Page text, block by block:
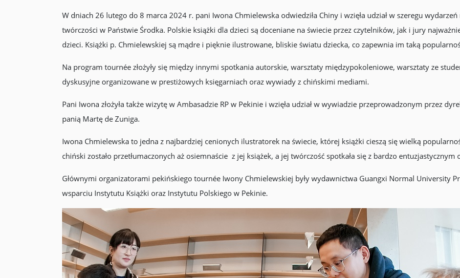
W dniach 26 lutego do 8 marca 2024 r. pani Iwona Chmielewska odwiedziła Chiny i wzięła udział w szeregu
twórczości w Państwie Środka. Polskie książki dla dzieci są doceniane na świecie przez czytelników, jak i jury
dzieci. Książki p. Chmielewskiej są mądre i pięknie ilustrowane, bliskie światu dziecka, co zapewnia im taką
Na program tournée złożyły się między innymi spotkania autorskie, warsztaty międzypokoleniowe, warsztaty ze
dyskusyjne organizowane w prestiżowych księgarniach oraz wywiady z chińskimi mediami.
Pani Iwona złożyła także wizytę w Ambasadzie RP w Pekinie i wzięła udział w wywiadzie przeprowadzonym przez
panią Martę de Zuniga.
Iwona Chmielewska to jedna z najbardziej cenionych ilustratorek na świecie, której książki cieszą się wielką
chiński zostało przetłumaczonych aż osiemnaście z jej książek, a jej twórczość spotkała się z bardzo
Głównymi organizatorami pekińskiego tournée Iwony Chmielewskiej były wydawnictwa Guangxi Normal University
wsparciu Instytutu Książki oraz Instytutu Polskiego w Pekinie.